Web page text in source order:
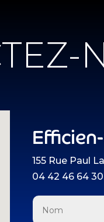
155 Rue Paul
04 42 46 64